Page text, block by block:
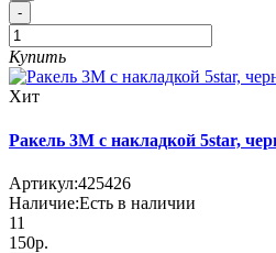
-
Купить
Хит
Ракель 3М с накладкой 5star,
Артикул:425426
Наличие:Есть в наличии
11
150р.